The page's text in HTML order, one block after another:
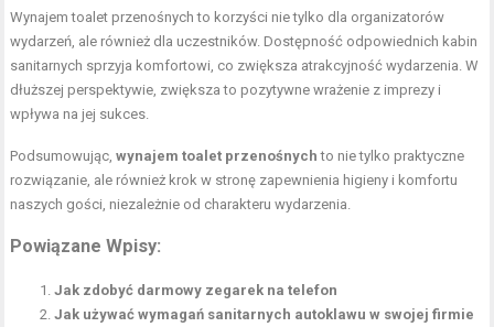
Wynajem toalet przenośnych to korzyści nie tylko dla organizatorów
wydarzeń, ale również dla uczestników. Dostępność odpowiednich kabin
sanitarnych sprzyja komfortowi, co zwiększa atrakcyjność wydarzenia. W
dłuższej perspektywie, zwiększa to pozytywne wrażenie z imprezy i
wpływa na jej sukces.
Podsumowując,wynajem toalet przenośnych to nie tylko praktyczne
rozwiązanie, ale również krok w stronę zapewnienia higieny i komfortu
naszych gości, niezależnie od charakteru wydarzenia.
Powiązane Wpisy:
Jak zdobyć darmowy zegarek na telefon
Jak używać wymagań sanitarnych autoklawu w swojej firmie